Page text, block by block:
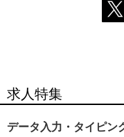
求人特集
データ入力・タイピン